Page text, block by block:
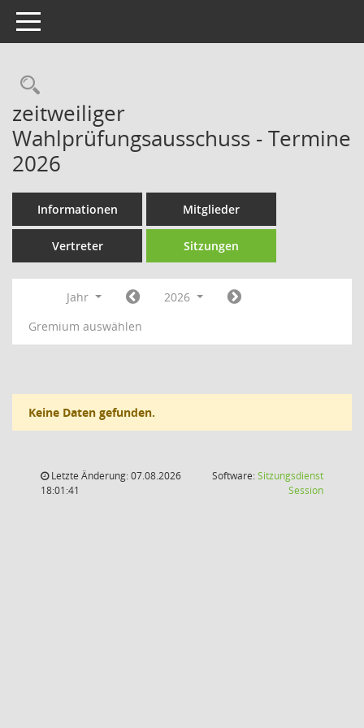
Toggle navigation
Rechercheauswahl
zeitweiliger
Wahlprüfungsausschuss - Termine
2026
Informationen Mitglieder
Vertreter Sitzungen
Jahr
2026
Gremium auswählen
Keine Daten gefunden.
Letzte Änderung: 07.08.2026
18:01:41
Software:Sitzungsdienst
Session(Wird in